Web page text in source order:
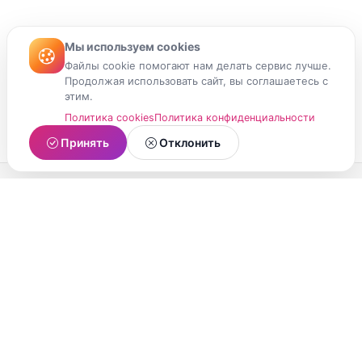
Мы используем cookies
Файлы cookie помогают нам делать сервис лучше.
Продолжая использовать сайт, вы соглашаетесь с
этим.
Политика cookiesПолитика конфиденциальности
Принять Отклонить